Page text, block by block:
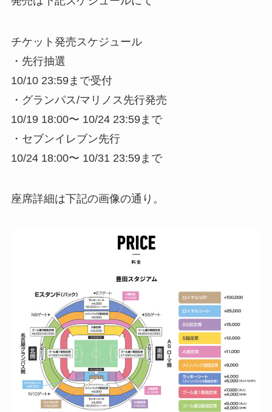
チケット発売スケジュール
・先行抽選
10/10 23:59まで受付
・グランパス/マリノス先行発売
10/19 18:00〜 10/24 23:59まで
・セブンイレブン先行
10/24 18:00〜 10/31 23:59まで
座席詳細は下記の画像の通り。